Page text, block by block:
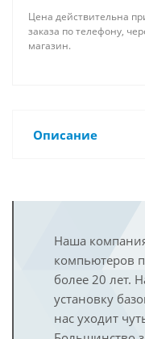
Цена действительна
заказа по телефону,
магазин.
Описание
Наша
компьютеров
более 20 лет.
установку
нас уходит